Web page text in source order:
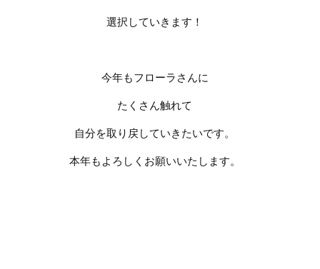
選択していきます！
今年もフローラさんに
たくさん触れて
自分を取り戻していきたいです。
本年もよろしくお願いいたします。